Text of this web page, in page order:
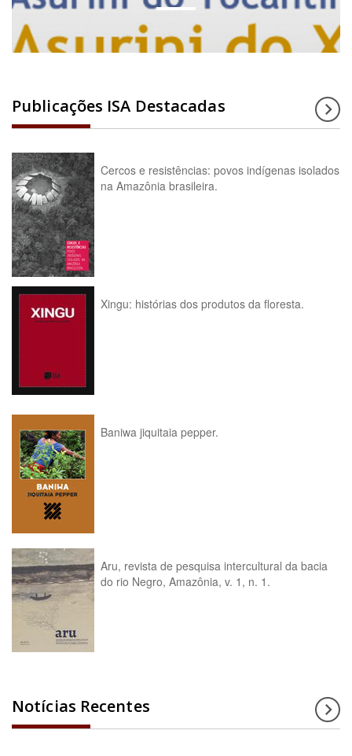
Publicações ISA Destacadas
Cercos e resistências: povos indígenas isolados
na Amazônia brasileira.
Xingu: histórias dos produtos da floresta.
Baniwa jiquitaia pepper.
Aru, revista de pesquisa intercultural da bacia
do rio Negro, Amazônia, v. 1, n. 1.
Notícias Recentes